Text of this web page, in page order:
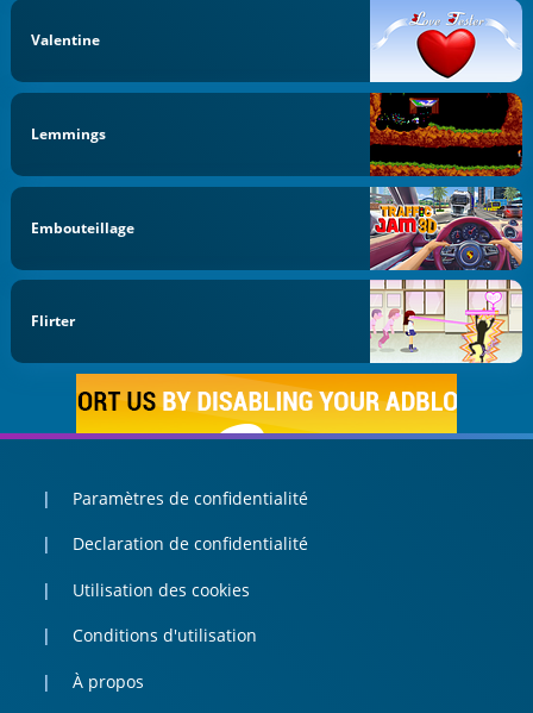
Valentine
Lemmings
Embouteillage
Flirter
Paramètres de confidentialité
Declaration de confidentialité
Utilisation des cookies
Conditions d'utilisation
À propos